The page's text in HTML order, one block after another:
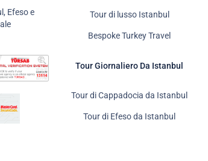
Efeso e
Tour di lusso Istanbul
Bespoke Turkey Travel
Tour Giornaliero Da Istanbul
Tour di Cappadocia da Istanbul
Tour di Efeso da Istanbul